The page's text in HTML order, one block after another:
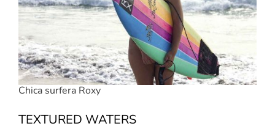
Chica surfera Roxy
TEXTURED WATERS